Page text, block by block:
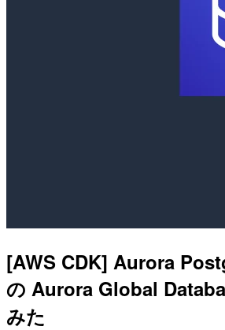
[AWS CDK] Aurora
の Aurora Global
みた